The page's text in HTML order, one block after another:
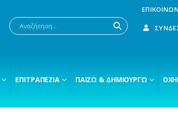
ΕΠΙΤΡΑΠΈΖΙΑ ΠΑΊΖΩ & ΔΗΜΙΟΥΡΓΏ